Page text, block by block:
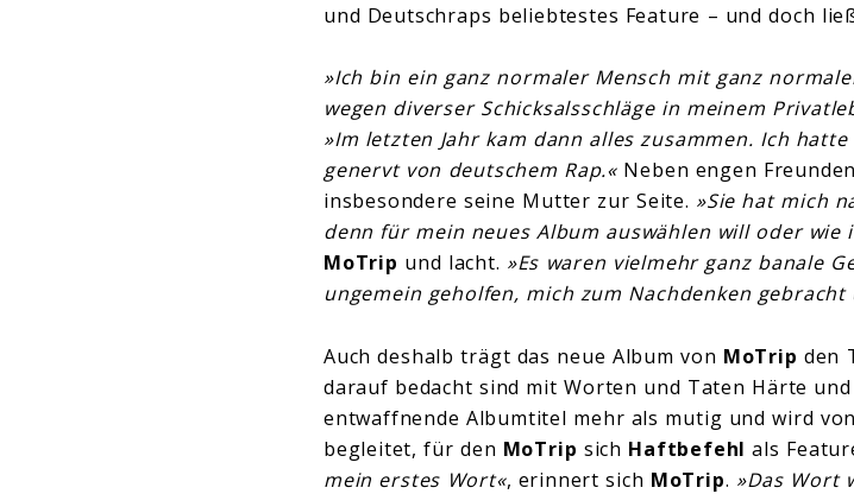
und Deutschraps beliebtestes Feature – und doch
»Ich bin ein ganz normaler Mensch mit ganz
wegen diverser Schicksalsschläge in meinem
»Im letzten Jahr kam dann alles zusammen. Ich
genervt von deutschem Rap.« Neben engen
insbesondere seine Mutter zur Seite. »Sie hat mich
denn für mein neues Album auswählen will oder wie
MoTrip und lacht. »Es waren vielmehr ganz banale
ungemein geholfen, mich zum Nachdenken
Auch deshalb trägt das neue Album von MoTrip den
darauf bedacht sind mit Worten und Taten Härte
entwaffnende Albumtitel mehr als mutig und wird
begleitet, für den MoTrip sich Haftbefehl als
mein erstes Wort«, erinnert sich MoTrip. »Das Wort